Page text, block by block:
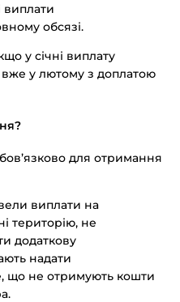
виплати
обсязі.
у січні виплату
вже у лютому з доплатою
для отримання
виплати на
територію, не
додаткову
надати
що не отримують кошти